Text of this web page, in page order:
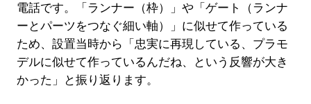
電話です。「ランナー（枠）」や「ゲート（ランナ
ーとパーツをつなぐ細い軸）」に似せて作っている
ため、設置当時から「忠実に再現している、プラモ
デルに似せて作っているんだね、という反響が大き
かった」と振り返ります。